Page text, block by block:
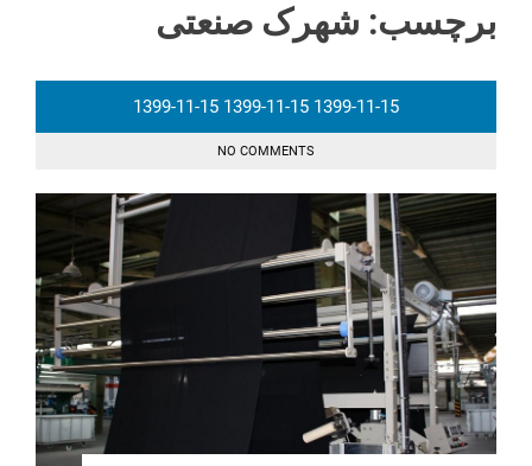
برچسب: شهرک صنعتی
1399-11-15 1399-11-15 1399-11-15
NO COMMENTS